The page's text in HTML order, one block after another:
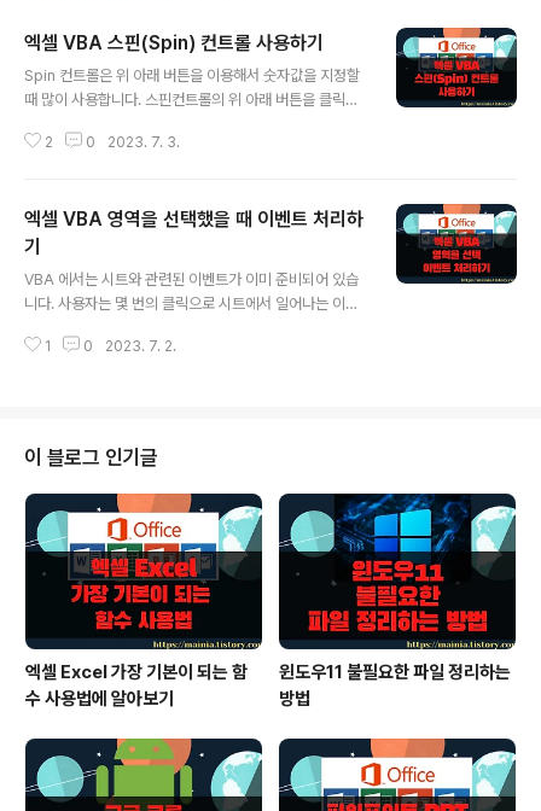
엑셀 VBA 스핀(Spin) 컨트롤 사용하기
Spin 컨트롤은 위 아래 버튼을 이용해서 숫자값을 지정할
때 많이 사용합니다. 스핀컨트롤의 위 아래 버튼을 클릭했
들어 보겠습니다. VBA 에서 지원하는 폼 컨트롤 중 하나인
▼ 폼에 컨트롤을 올리기 위해서 비주얼베이직 에디터를
띄우겠습니다. 개발 도구 탭 > Visual Basic 리본 메뉴를
클릭합니다. ▼ 먼저 비주얼베이직 에디터에서 폼을 추가
하겠습니다. 삽입 > 사용자 정의 폼 메뉴를 클릭합니다. ▼
어 추가합니다. 텍스트 박스와 스핀 컨트롤을 하나씩 입니
2 0 2023. 7. 3.
엑셀 VBA 영역을 선택했을 때 이벤트 처리하
기
VBA 에서는 시트와 관련된 이벤트가 이미 준비되어 있습
니다. 사용자는 몇 번의 클릭으로 시트에서 일어나는 이벤
그 중 하나가 셀 영역을 선택했을 때 발생하는 이벤트입니
해당하는 함수를 추가해야 합니다. 왼쪽 프로젝트 탐색기
에서 시트를 선택합니다. 그리고 오른쪽으로 가서 왼쪽 상
단 콤보 박스를 클릭해서 Worksheet 를 선택합니다. ▼
그럼 바로 오른쪽 옆 콤보 박스에 Worksheet 와 관련된
이벤트 함수 목록이 나타납니다. 이곳에 있는 함수들이 사
용자가 관여할 수 있는..
1 0 2023. 7. 2.
이 블로그 인기글
엑셀 Excel 가장 기본이 되는 함
수 사용법에 알아보기
윈도우11 불필요한 파일 정리하는
방법